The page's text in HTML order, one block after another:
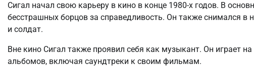
Сигал начал свою карьеру в кино в конце 1980-х годов. В
бесстрашных борцов за справедливость. Он также снимался в
и солдат.
Вне кино Сигал также проявил себя как музыкант. Он играет
альбомов, включая саундтреки к своим фильмам.